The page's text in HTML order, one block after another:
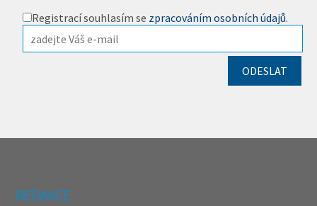
Registrací souhlasím se zpracováním osobních údajů.
REDAKCE